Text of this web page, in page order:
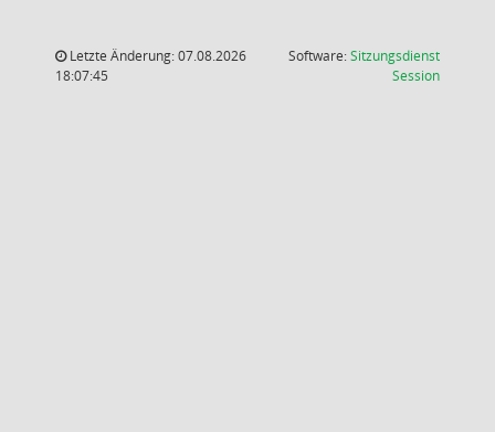
Letzte Änderung: 07.08.2026
18:07:45
Software:Sitzungsdienst
Session(Wird in